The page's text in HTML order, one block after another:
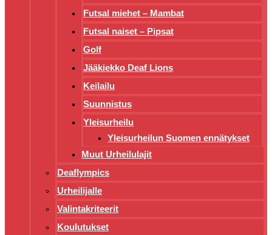
Futsal miehet – Mambat
Futsal naiset – Pipsat
Golf
Jääkiekko Deaf Lions
Keilailu
Suunnistus
Yleisurheilu
Yleisurheilun Suomen ennätykset
Muut Urheilulajit
Deaflympics
Urheilijalle
Valintakriteerit
Koulutukset